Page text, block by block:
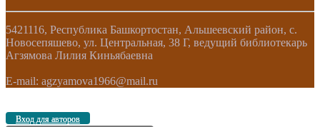
5421116, Республика Башкортостан, Альшеевский район, с.
Новосепяшево, ул. Центральная, 38 Г, ведущий библиотекарь
Агзямова Лилия Киньябаевна
E-mail: agzyamova1966@mail.ru
Вход для авторов